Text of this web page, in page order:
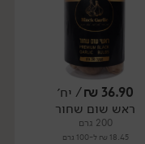
יח׳
36.90
₪/ יח׳
ראש שום שחור
200 גרם
18.45 ₪ ל-100 גרם